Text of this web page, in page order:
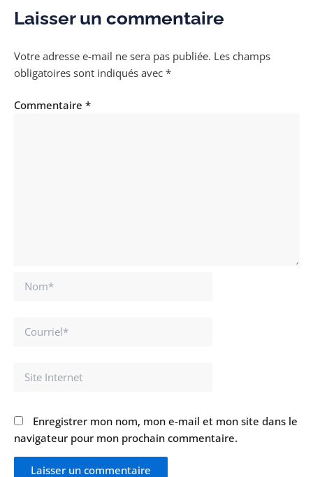
Laisser un commentaire
Votre adresse e-mail ne sera pas publiée. Les champs
obligatoires sont indiqués avec *
Commentaire *
Nom*
Courriel*
Site
Enregistrer mon nom, mon e-mail et mon site dans le
navigateur pour mon prochain commentaire.